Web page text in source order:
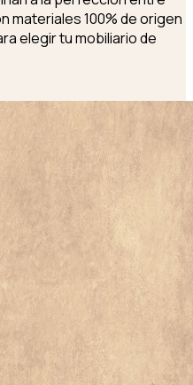
materiales 100% de origen
elegir tu mobiliario de